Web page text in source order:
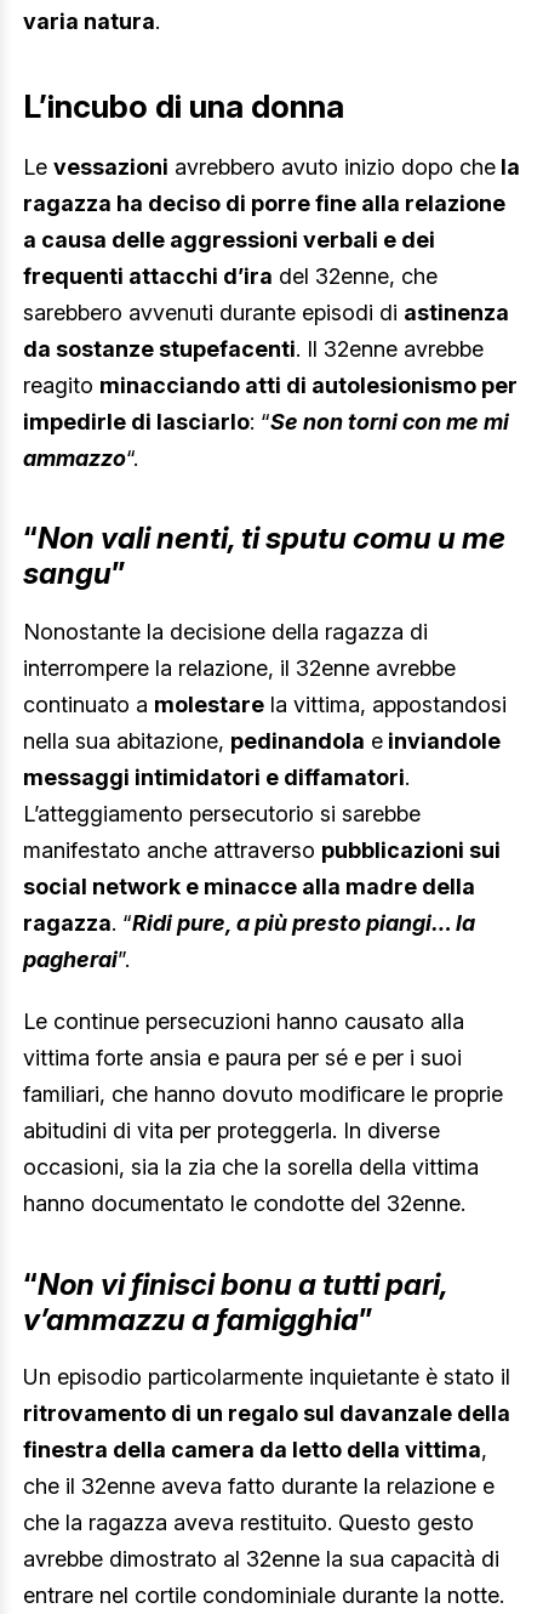
varia natura.
L’incubo di una donna
Le vessazioni avrebbero avuto inizio dopo che la
ragazza ha deciso di porre fine alla relazione
a causa delle aggressioni verbali e dei
frequenti attacchi d’ira del 32enne, che
sarebbero avvenuti durante episodi di astinenza
da sostanze stupefacenti. Il 32enne avrebbe
reagito minacciando atti di autolesionismo per
impedirle di lasciarlo: “Se non torni con me mi
ammazzo“.
“Non vali nenti, ti sputu comu u me
sangu”
Nonostante la decisione della ragazza di
interrompere la relazione, il 32enne avrebbe
continuato a molestare la vittima, appostandosi
nella sua abitazione, pedinandola e inviandole
messaggi intimidatori e diffamatori.
L’atteggiamento persecutorio si sarebbe
manifestato anche attraverso pubblicazioni sui
social network e minacce alla madre della
ragazza. “Ridi pure, a più presto piangi… la
pagherai”.
Le continue persecuzioni hanno causato alla
vittima forte ansia e paura per sé e per i suoi
familiari, che hanno dovuto modificare le proprie
abitudini di vita per proteggerla. In diverse
occasioni, sia la zia che la sorella della vittima
hanno documentato le condotte del 32enne.
“Non vi finisci bonu a tutti pari,
v’ammazzu a famigghia”
Un episodio particolarmente inquietante è stato il
ritrovamento di un regalo sul davanzale della
finestra della camera da letto della vittima,
che il 32enne aveva fatto durante la relazione e
che la ragazza aveva restituito. Questo gesto
avrebbe dimostrato al 32enne la sua capacità di
entrare nel cortile condominiale durante la notte.